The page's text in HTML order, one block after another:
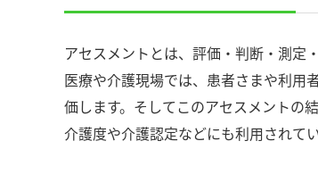
アセスメントとは、評価・判断・測定
医療や介護現場では、患者さまや利用
価します。そしてこのアセスメントの
介護度や介護認定などにも利用されてい